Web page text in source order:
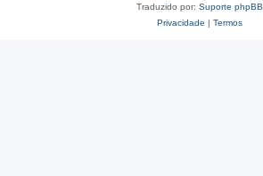
Traduzido por: Suporte phpBB
Privacidade | Termos